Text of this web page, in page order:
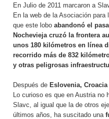
En Julio de 2011 marcaron a
En la web de la Asociación para
que este lobo abandonó el
Nochevieja cruzó la frontera
unos 180 kilómetros en línea
recorrido más de 832
y otras peligrosas
Después de Eslovenia,
Lo curioso es que en Austria no
Slavc, al igual que la de otros
últimos años, ha suscitado una